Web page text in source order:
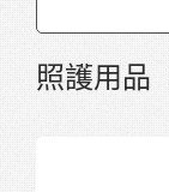
照護用品